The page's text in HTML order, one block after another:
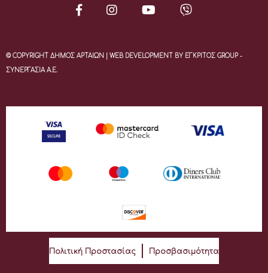
© COPYRIGHT ΔΗΜΟΣ ΑΡΤΑΙΩΝ | WEB DEVELOPMENT BY ΕΓΚΡΙΤΟΣ GROUP -
ΣΥΝΕΡΓΑΣΙΑ Α.Ε.
Πολιτική Προστασίας Προσβασιμότητα